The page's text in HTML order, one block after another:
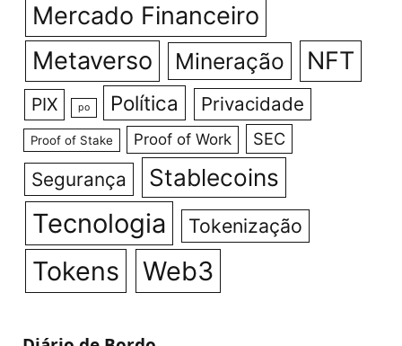
Mercado Financeiro
Metaverso
Mineração NFT
PIX po Política Privacidade
Proof of Stake Proof of Work SEC
Segurança Stablecoins
Tecnologia Tokenização
Tokens Web3